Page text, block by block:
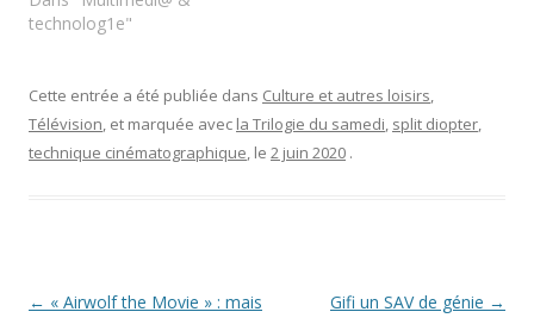
f
e
r
)
n
v
l
e
u
e
l
)
technolog1e"
Cette entrée a été publiée dans Culture et autres loisirs,
Télévision, et marquée avec la Trilogie du samedi, split diopter,
technique cinématographique, le 2 juin 2020 .
Navigation
← « Airwolf the Movie » : mais
Gifi un SAV de génie →